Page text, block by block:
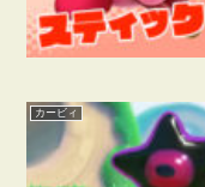
カービィ